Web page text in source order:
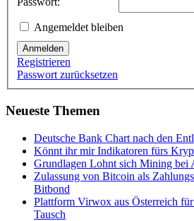
Angemeldet bleiben
Anmelden
Registrieren
Passwort zurücksetzen
Neueste Themen
Deutsche Bank Chart nach den
Könnt ihr mir Indikatoren fürs
Grundlagen Lohnt sich Mining bei
Zulassung von Bitcoin als
Bitbond
Plattform Virwox aus Österreich
Tausch